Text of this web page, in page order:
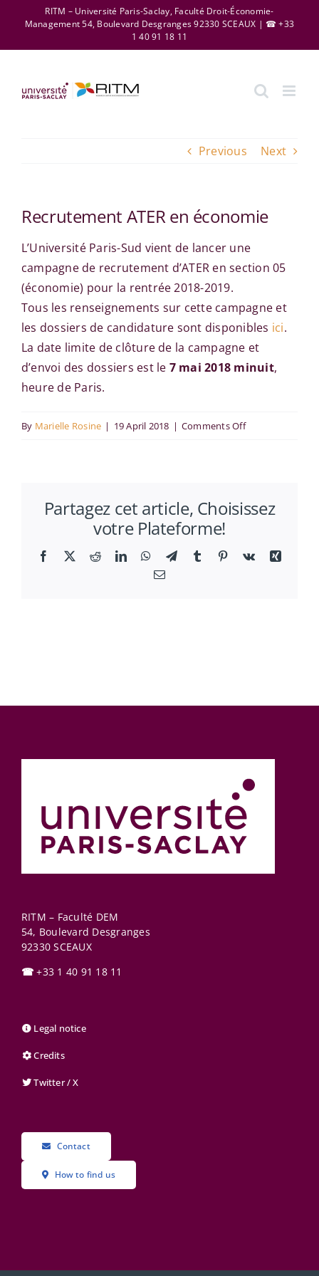
content
RITM – Université Paris-Saclay, Faculté Droit-Économie-
Management 54, Boulevard Desgranges 92330 SCEAUX | ☎ +33
1 40 91 18 11
Previous Next
Recrutement ATER en économie
L’Université Paris-Sud vient de lancer une
campagne de recrutement d’ATER en section 05
(économie) pour la rentrée 2018-2019.
Tous les renseignements sur cette campagne et
les dossiers de candidature sont disponibles ici.
La date limite de clôture de la campagne et
d’envoi des dossiers est le 7 mai 2018 minuit,
heure de Paris.
By Marielle Rosine | 19 April 2018 | Comments Offon
économie
Partagez cet article, Choisissez
votre Plateforme!
Facebook
X RedditLinkedInWhatsApp
TelegramTumblr Pinterest
Vk
Xing
Email
RITM – Faculté DEM
54, Boulevard Desgranges
92330 SCEAUX
☎ +33 1 40 91 18 11
Legal notice
Credits
Twitter / X
Contact
How to find us